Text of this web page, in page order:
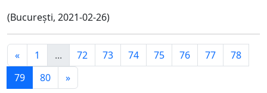
(București, 2021-02-26)
« 1 ... 72 73 74 75 76 77
78
79
80 »